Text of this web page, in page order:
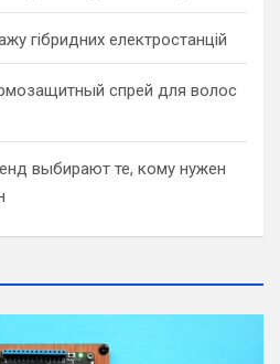
гібридних електростанцій
спрей для волос
выбирают те, кому нужен